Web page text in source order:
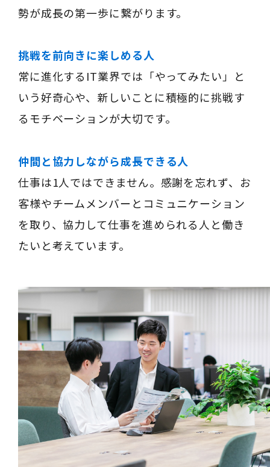
勢が成長の第一歩に繋がります。
挑戦を前向きに楽しめる人
常に進化するIT業界では「やってみたい」と
いう好奇心や、新しいことに積極的に挑戦す
るモチベーションが大切です。
仲間と協力しながら成長できる人
仕事は1人ではできません。感謝を忘れず、お
客様やチームメンバーとコミュニケーション
を取り、協力して仕事を進められる人と働き
たいと考えています。